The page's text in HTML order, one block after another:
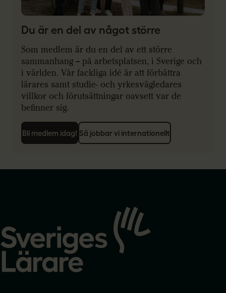
Du är en del av något större
Som medlem är du en del av ett större
sammanhang – på arbetsplatsen, i Sverige och
i världen. Vår fackliga idé är att förbättra
lärares samt studie- och yrkesvägledares
villkor och förutsättningar oavsett var de
befinner sig.
Bli medlem idag! Så jobbar vi internationellt
startsidan